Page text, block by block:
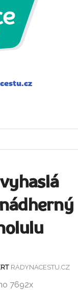
RADYNACESTU.CZ
7692x